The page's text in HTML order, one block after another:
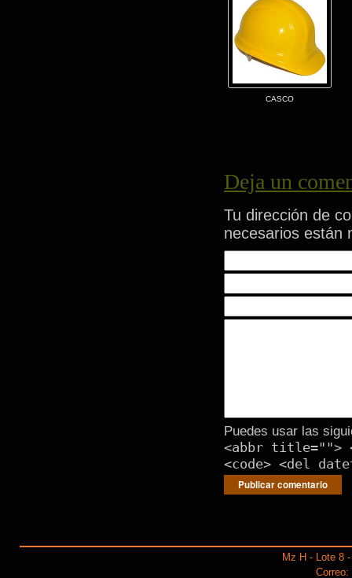
CASCO
Deja un
Tu dirección de
necesarios están
Puedes usar las
<abbr title="">
<code> <del
Mz H - Lote 8
Correo: